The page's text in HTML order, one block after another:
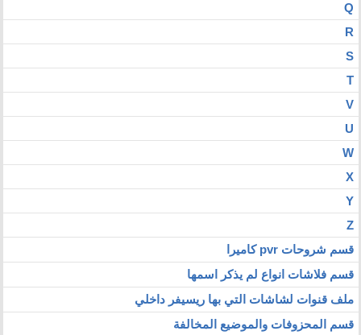
Q
R
S
T
V
U
W
X
Y
Z
قسم شروحات pvr كاميرا
قسم فلاشات انواع لم يذكر اسمها
ملف قنوات لشاشات التي بها ريسيفر داخلي
قسم المحزوفات والموضيع المخالفة